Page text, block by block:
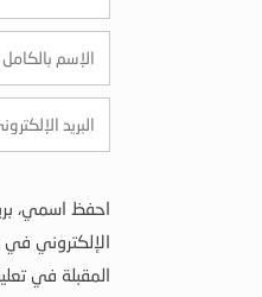
احفظ اسمي،
الإلكتروني في
المقبلة في